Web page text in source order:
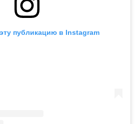
публикацию в Instagram